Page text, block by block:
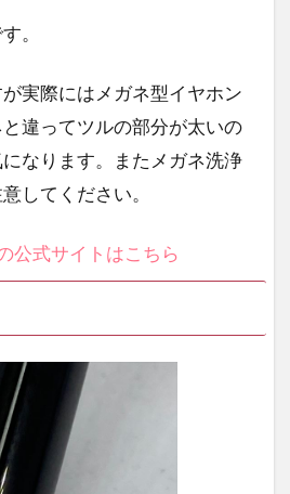
。
実際にはメガネ型イヤホン
違ってツルの部分が太いの
なります。またメガネ洗浄
してください。
公式サイトはこちら